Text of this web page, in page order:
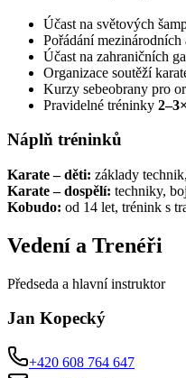
Účast na světových
Pořádání mezinárodních
Účast na zahraničních
Organizace soutěží
Kurzy sebeobrany pro
Pravidelné tréninky
Náplň tréninků
Karate – děti: základy
Karate – dospělí: techniky,
Kobudo: od 14 let, trénink s
Vedení a Trenéři
Předseda a hlavní instruktor
Jan Kopecký
+420 608 764 647